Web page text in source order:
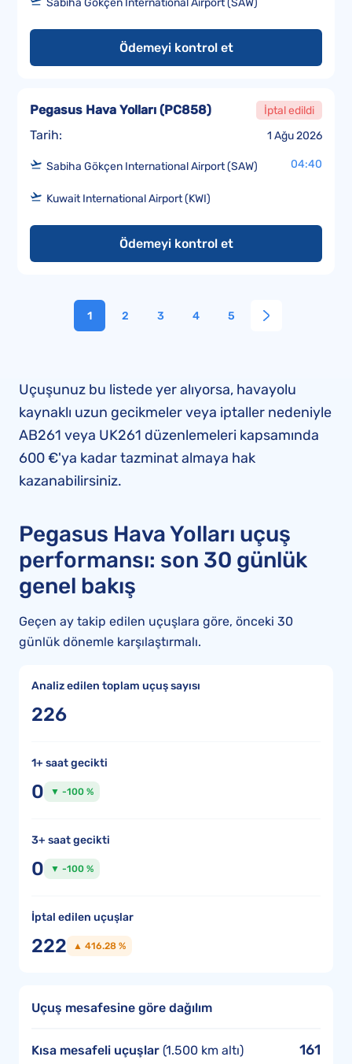
Sabiha Gökçen International Airport (SAW)
Ödemeyi kontrol et
Tarih: 1 Ağu 2026
Pegasus Hava Yolları (PC858) İptal edildi
Sabiha Gökçen International Airport (SAW) 04:40
Kuwait International Airport (KWI)
Ödemeyi kontrol et
1 2 3 4 5
Uçuşunuz bu listede yer alıyorsa, havayolu
kaynaklı uzun gecikmeler veya iptaller nedeniyle
AB261 veya UK261 düzenlemeleri kapsamında
600 €'ya kadar tazminat almaya hak
kazanabilirsiniz.
Pegasus Hava Yolları uçuş
performansı: son 30 günlük
genel bakış
Geçen ay takip edilen uçuşlara göre, önceki 30
günlük dönemle karşılaştırmalı.
Analiz edilen toplam uçuş sayısı
226
1+ saat gecikti
0 ▼ -100 %
3+ saat gecikti
0 ▼ -100 %
İptal edilen uçuşlar
222 ▲ 416.28 %
Uçuş mesafesine göre dağılım
Kısa mesafeli uçuşlar (1.500 km altı) 161